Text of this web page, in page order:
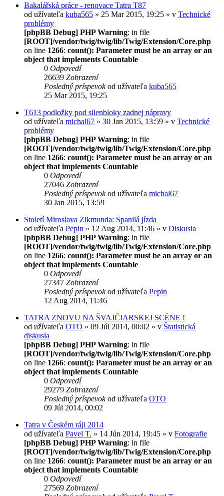
Bakalářská práce - renovace Tatra T87
od užívateľa kuba565 » 25 Mar 2015, 19:25 » v Technické
problémy
[phpBB Debug] PHP Warning: in file
[ROOT]/vendor/twig/twig/lib/Twig/Extension/Core.php
on line 1266: count(): Parameter must be an array or an
object that implements Countable
0 Odpovedí
26639 Zobrazení
Posledný príspevokod užívateľa kuba565
25 Mar 2015, 19:25
T613 podložky pod silenbloky zadnej nápravy
od užívateľa michal67 » 30 Jan 2015, 13:59 » v Technické
problémy
[phpBB Debug] PHP Warning: in file
[ROOT]/vendor/twig/twig/lib/Twig/Extension/Core.php
on line 1266: count(): Parameter must be an array or an
object that implements Countable
0 Odpovedí
27046 Zobrazení
Posledný príspevokod užívateľa michal67
30 Jan 2015, 13:59
Století Miroslava Zikmunda: Spanilá jízda
od užívateľa Pepin » 12 Aug 2014, 11:46 » v Diskusia
[phpBB Debug] PHP Warning: in file
[ROOT]/vendor/twig/twig/lib/Twig/Extension/Core.php
on line 1266: count(): Parameter must be an array or an
object that implements Countable
0 Odpovedí
27347 Zobrazení
Posledný príspevokod užívateľa Pepin
12 Aug 2014, 11:46
TATRA ZNOVU NA ŠVAJČIARSKEJ SCÉNE !
od užívateľa OTO » 09 Júl 2014, 00:02 » v Štatistická
diskusia
[phpBB Debug] PHP Warning: in file
[ROOT]/vendor/twig/twig/lib/Twig/Extension/Core.php
on line 1266: count(): Parameter must be an array or an
object that implements Countable
0 Odpovedí
29279 Zobrazení
Posledný príspevokod užívateľa OTO
09 Júl 2014, 00:02
Tatra v Českém ráji 2014
od užívateľa Pavel T. » 14 Jún 2014, 19:45 » v Fotografie
[phpBB Debug] PHP Warning: in file
[ROOT]/vendor/twig/twig/lib/Twig/Extension/Core.php
on line 1266: count(): Parameter must be an array or an
object that implements Countable
0 Odpovedí
27569 Zobrazení